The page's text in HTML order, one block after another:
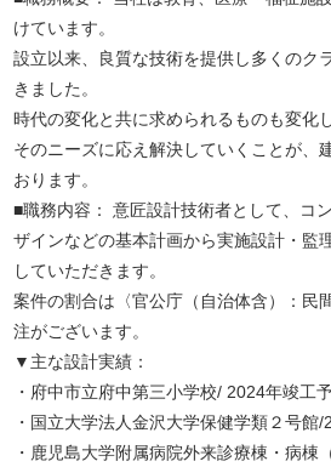
けています。
設立以来、良質な技術を提供し多くのク
きました。
時代の変化と共に求められるものも変化
そのニーズに応え解決していくことが、
おります。
■職務内容： 意匠設計技術者として、コ
ザインなどの基本計画から実施設計・監
していただきます。
案件の割合は〈官公庁（自治体含）：民
注がございます。
▼主な設計実績：
・府中市立府中第三小学校/ 2024年竣工
・国立大学法人金沢大学保健学類２号館
・鹿児島大学附属病院外来診療棟・病棟